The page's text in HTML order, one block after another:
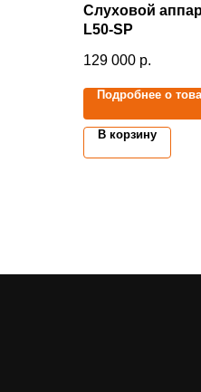
Слуховой
L50-SP
129 000 р.
Подробнее о
В корзину